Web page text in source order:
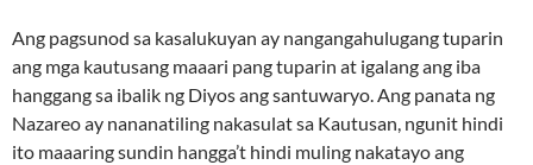
Ang pagsunod sa kasalukuyan ay nangangahulugang tuparin
ang mga kautusang maaari pang tuparin at igalang ang iba
hanggang sa ibalik ng Diyos ang santuwaryo. Ang panata ng
Nazareo ay nananatiling nakasulat sa Kautusan, ngunit hindi
ito maaaring sundin hangga’t hindi muling nakatayo ang